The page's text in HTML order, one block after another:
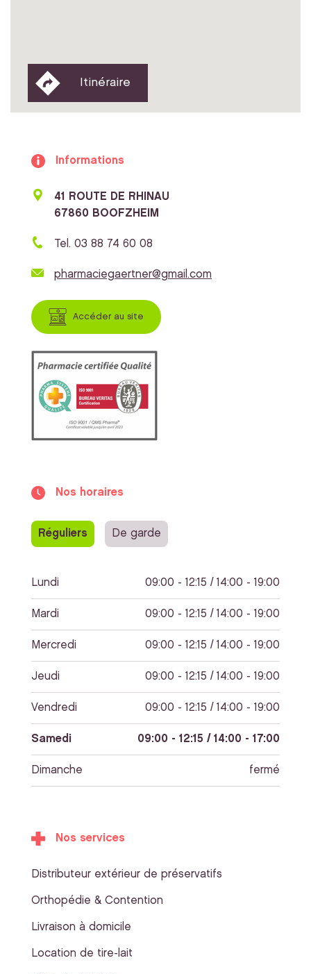
Itinéraire
Informations
41 ROUTE DE RHINAU
67860 BOOFZHEIM
Tel. 03 88 74 60 08
pharmaciegaertner@gmail.com
Accéder au site
Nos horaires
Réguliers De garde
Lundi 09:00 - 12:15 / 14:00 - 19:00
Mardi 09:00 - 12:15 / 14:00 - 19:00
Mercredi 09:00 - 12:15 / 14:00 - 19:00
Jeudi 09:00 - 12:15 / 14:00 - 19:00
Vendredi 09:00 - 12:15 / 14:00 - 19:00
Samedi 09:00 - 12:15 / 14:00 - 17:00
Dimanche fermé
Nos services
Distributeur extérieur de préservatifs
Orthopédie & Contention
Livraison à domicile
Location de tire-lait